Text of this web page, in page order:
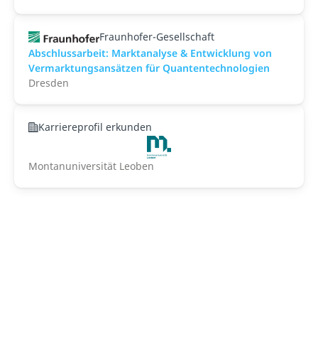
Fraunhofer-Gesellschaft
Abschlussarbeit: Marktanalyse & Entwicklung von
Vermarktungsansätzen für Quantentechnologien
Dresden
Karriereprofil erkunden
Montanuniversität Leoben